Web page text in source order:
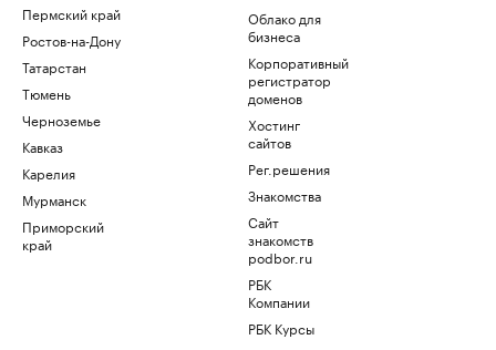
Пермский край
Ростов-на-Дону
Татарстан
Тюмень
Черноземье
Кавказ
Карелия
Мурманск
Приморский
край
Облако для
бизнеса
Корпоративный
регистратор
доменов
Хостинг
сайтов
Рег.решения
Знакомства
Сайт
знакомств
podbor.ru
РБК
Компании
РБК Курсы